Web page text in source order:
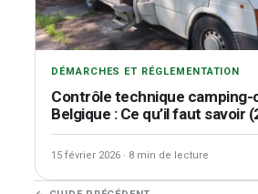
DÉMARCHES ET RÉGLEMENTATION
Contrôle technique camping-
Belgique : Ce qu’il faut savoir
15 février 2026 · 8 min de lecture